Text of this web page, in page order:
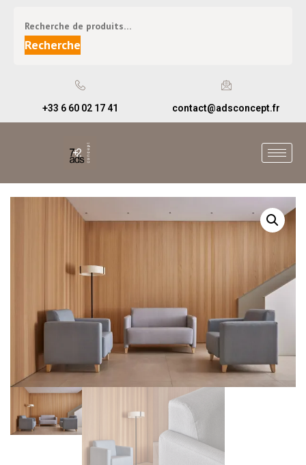
Recherche
+33 6 60 02 17 41 contact@adsconcept.fr